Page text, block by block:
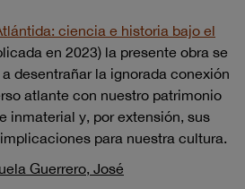
ciencia e historia bajo el
en 2023) la presente obra se
desentrañar la ignorada conexión
atlante con nuestro patrimonio
inmaterial y, por extensión, sus
para nuestra cultura.
Guerrero, José